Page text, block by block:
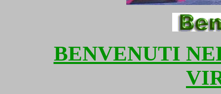
BENVENUTI